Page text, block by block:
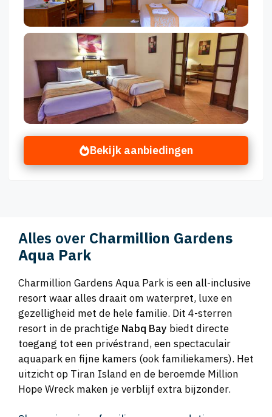
Bekijk aanbiedingen
Alles over Charmillion Gardens
Aqua Park
Charmillion Gardens Aqua Park is een all-inclusive
resort waar alles draait om waterpret, luxe en
gezelligheid met de hele familie. Dit 4-sterren
resort in de prachtige Nabq Bay biedt directe
toegang tot een privéstrand, een spectaculair
aquapark en fijne kamers (ook familiekamers). Het
uitzicht op Tiran Island en de beroemde Million
Hope Wreck maken je verblijf extra bijzonder.